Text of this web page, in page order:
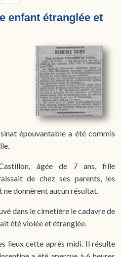
enfant étranglée et
épouvantable a été commis
âgée de 7 ans, fille
de chez ses parents, les
donnèrent aucun résultat.
dans le cimetière le cadavre de
été violée et étranglée.
lieux cette après midi. Il résulte